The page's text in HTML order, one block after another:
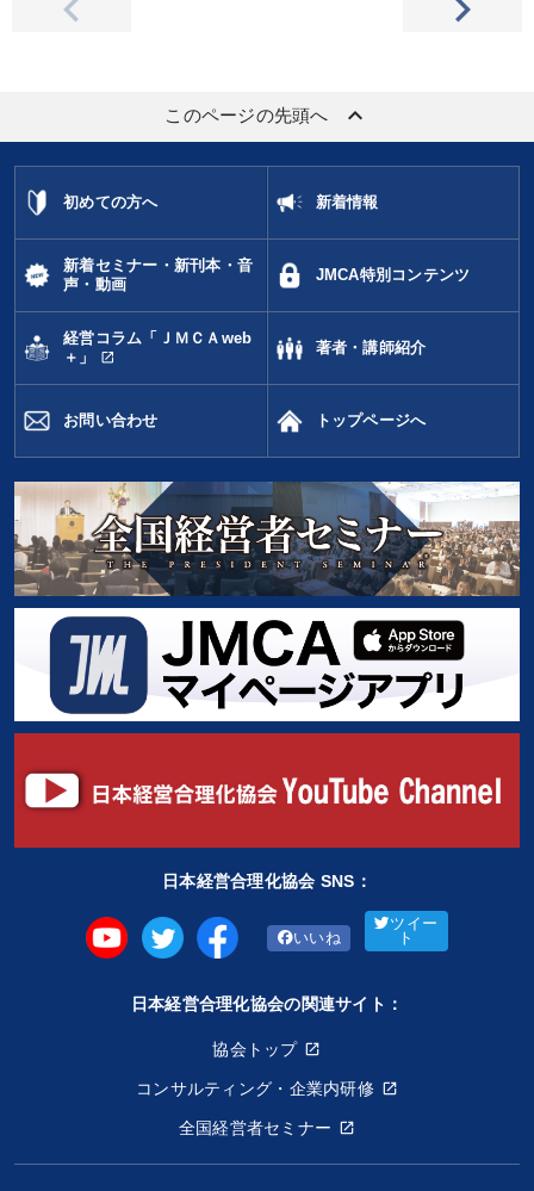
このページの先頭へ keyboard_arrow_up
初めての方へ 新着情報
新着セミナー・新刊本・音
声・動画
JMCA特別コンテンツ
経営コラム「ＪＭＣＡweb
＋」
open_in_new
著者・講師紹介
お問い合わせ トップページへ
日本経営合理化協会 SNS：
いいね
ツイー
ト
日本経営合理化協会の関連サイト：
協会トップ
コンサルティング・企業内研修
全国経営者セミナー